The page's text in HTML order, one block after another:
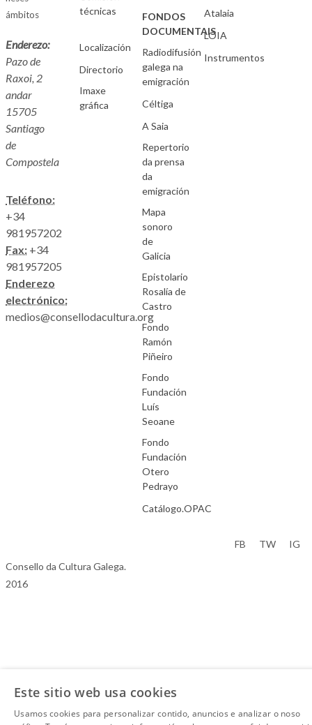
ámbitos
Enderezo:
Pazo de
Raxoi, 2
andar
15705
Santiago
de
Compostela
Teléfono:
+34
981957202
Fax: +34
981957205
Enderezo
electrónico:
medios@consellodacultura.org
técnicas
Localización
Directorio
Imaxe
gráfica
FONDOS
DOCUMENTAIS
Radiodifusión
galega na
emigración
Céltiga
A Saia
Repertorio
da prensa
da
emigración
Mapa
sonoro
de
Galicia
Epistolario
Rosalía de
Castro
Fondo
Ramón
Piñeiro
Fondo
Fundación
Luís
Seoane
Fondo
Fundación
Otero
Pedrayo
Catálogo.OPAC
Atalaia
LOIA
Instrumentos
Consello da Cultura Galega.
2016
FB TW IG
Este sitio web usa cookies
Usamos cookies para personalizar contido, anuncios e analizar o noso